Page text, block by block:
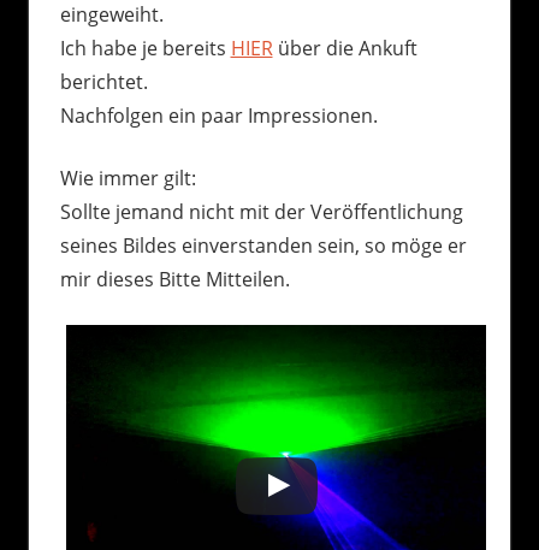
eingeweiht.
Ich habe je bereits HIERüber die Ankuft
berichtet.
Nachfolgen ein paar Impressionen.
Wie immer gilt:
Sollte jemand nicht mit der Veröffentlichung
seines Bildes einverstanden sein, so möge er
mir dieses Bitte Mitteilen.